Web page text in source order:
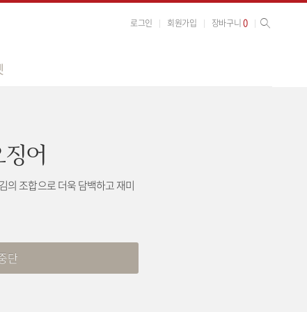
로그인 회원가입 장바구니0 사이트 검색
어
의 조합으로 더욱 담백하고 재미
단